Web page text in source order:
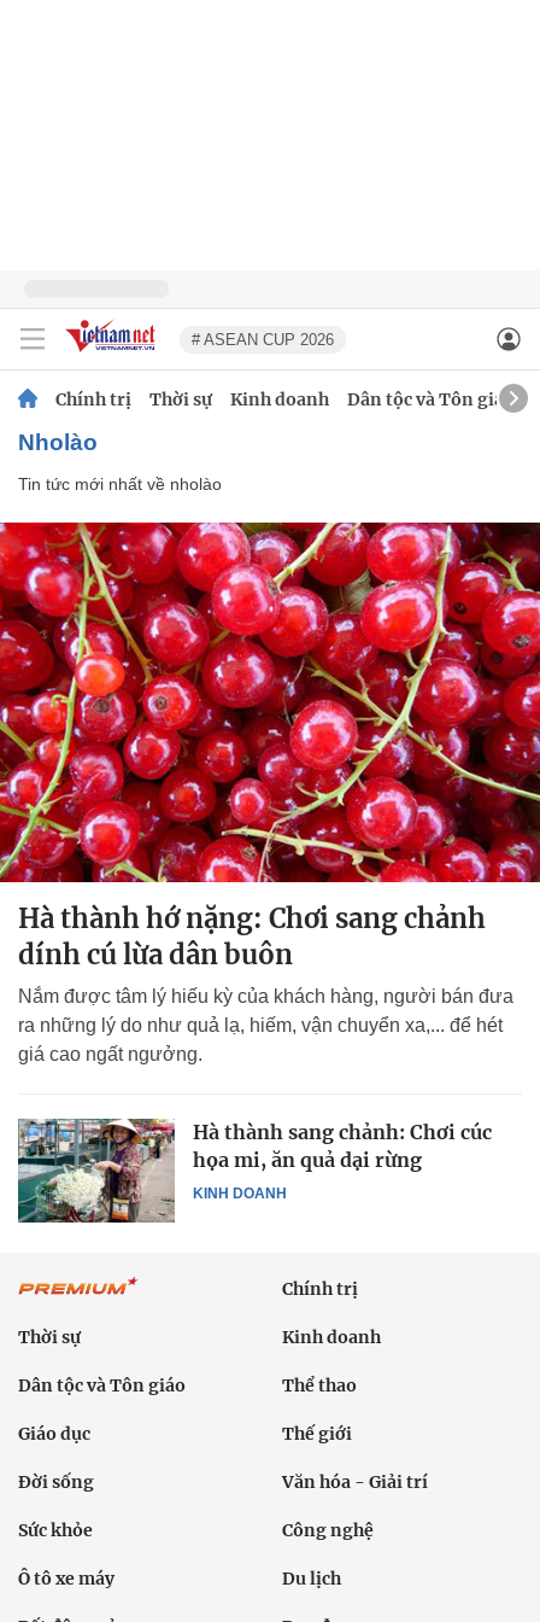
# ASEAN CUP 2026
Chính trị Thời sự Kinh doanh Dân tộc và Tôn giáo
nholào
Tin tức mới nhất về nholào
Hà thành hớ nặng: Chơi sang chảnh
dính cú lừa dân buôn
Nắm được tâm lý hiếu kỳ của khách hàng, người bán đưa
ra những lý do như quả lạ, hiếm, vận chuyển xa,... để hét
giá cao ngất ngưởng.
KINH DOANH
Hà thành sang chảnh: Chơi cúc
họa mi, ăn quả dại rừng
Chính trị
Thời sự Kinh doanh
Dân tộc và Tôn giáo Thể thao
Giáo dục Thế giới
Đời sống Văn hóa - Giải trí
Sức khỏe Công nghệ
Ô tô xe máy Du lịch